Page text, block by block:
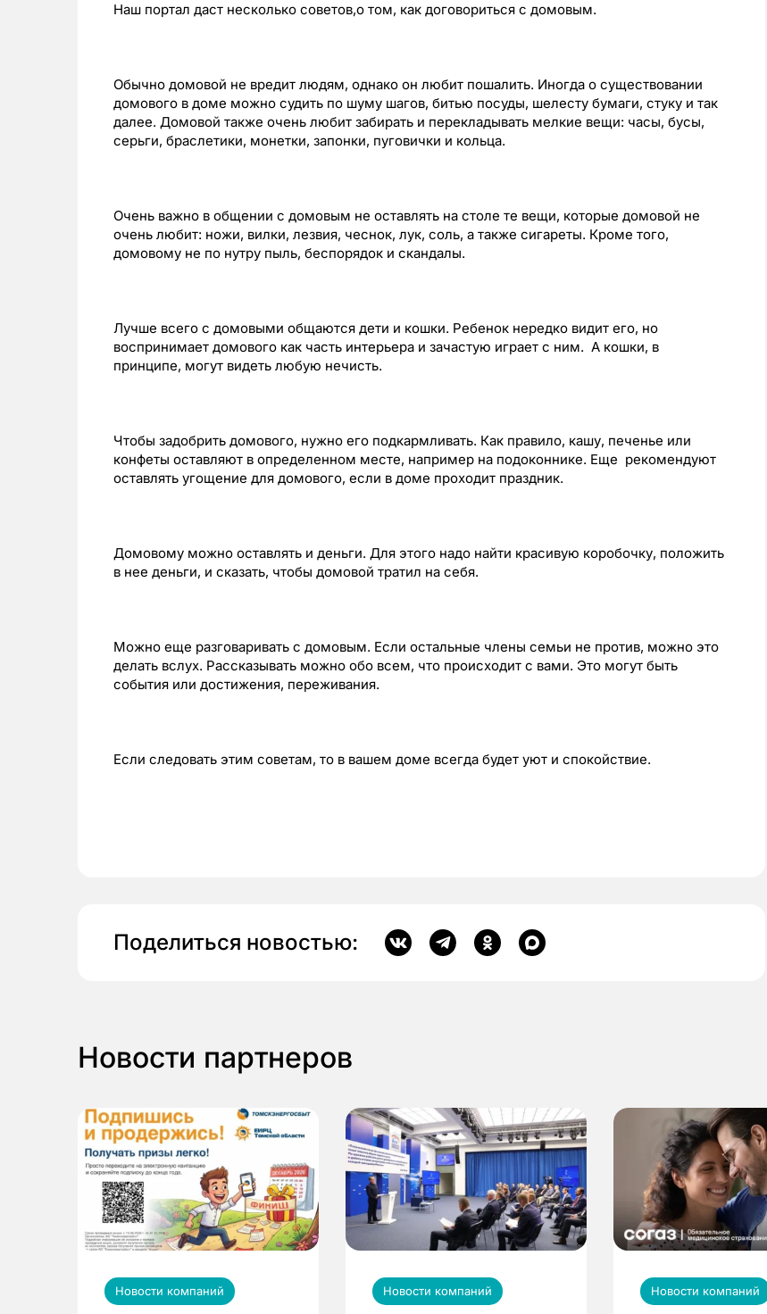
Наш портал даст несколько советов,о том, как договориться с домовым.
Обычно домовой не вредит людям, однако он любит пошалить. Иногда о существовании
домового в доме можно судить по шуму шагов, битью посуды, шелесту бумаги, стуку и так
далее. Домовой также очень любит забирать и перекладывать мелкие вещи: часы, бусы,
серьги, браслетики, монетки, запонки, пуговички и кольца.
Очень важно в общении с домовым не оставлять на столе те вещи, которые домовой не
очень любит: ножи, вилки, лезвия, чеснок, лук, соль, а также сигареты. Кроме того,
домовому не по нутру пыль, беспорядок и скандалы.
Лучше всего с домовыми общаются дети и кошки. Ребенок нередко видит его, но
воспринимает домового как часть интерьера и зачастую играет с ним. А кошки, в
принципе, могут видеть любую нечисть.
Чтобы задобрить домового, нужно его подкармливать. Как правило, кашу, печенье или
конфеты оставляют в определенном месте, например на подоконнике. Еще рекомендуют
оставлять угощение для домового, если в доме проходит праздник.
Домовому можно оставлять и деньги. Для этого надо найти красивую коробочку, положить
в нее деньги, и сказать, чтобы домовой тратил на себя.
Можно еще разговаривать с домовым. Если остальные члены семьи не против, можно это
делать вслух. Рассказывать можно обо всем, что происходит с вами. Это могут быть
события или достижения, переживания.
Если следовать этим советам, то в вашем доме всегда будет уют и спокойствие.
Поделиться новостью:
Новости партнеров
Новости компаний Новости компаний Новости компаний